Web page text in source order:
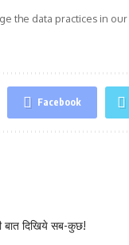
the data practices in our
Facebook
बात दिखिये सब-कुछ!